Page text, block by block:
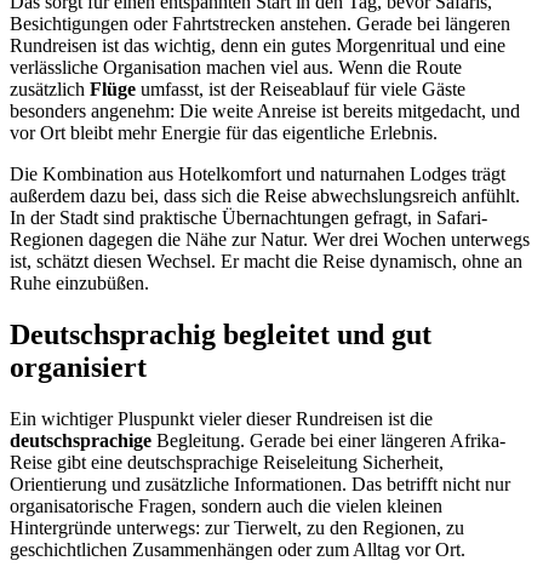
Besichtigungen oder Fahrtstrecken anstehen. Gerade bei längeren
Rundreisen ist das wichtig, denn ein gutes Morgenritual und eine
verlässliche Organisation machen viel aus. Wenn die Route
zusätzlich Flüge umfasst, ist der Reiseablauf für viele Gäste
besonders angenehm: Die weite Anreise ist bereits mitgedacht, und
vor Ort bleibt mehr Energie für das eigentliche Erlebnis.
Die Kombination aus Hotelkomfort und naturnahen Lodges trägt
außerdem dazu bei, dass sich die Reise abwechslungsreich anfühlt.
In der Stadt sind praktische Übernachtungen gefragt, in Safari-
Regionen dagegen die Nähe zur Natur. Wer drei Wochen unterwegs
ist, schätzt diesen Wechsel. Er macht die Reise dynamisch, ohne an
Ruhe einzubüßen.
Deutschsprachig begleitet und gut
organisiert
Ein wichtiger Pluspunkt vieler dieser Rundreisen ist die
deutschsprachige Begleitung. Gerade bei einer längeren Afrika-
Reise gibt eine deutschsprachige Reiseleitung Sicherheit,
Orientierung und zusätzliche Informationen. Das betrifft nicht nur
organisatorische Fragen, sondern auch die vielen kleinen
Hintergründe unterwegs: zur Tierwelt, zu den Regionen, zu
geschichtlichen Zusammenhängen oder zum Alltag vor Ort.